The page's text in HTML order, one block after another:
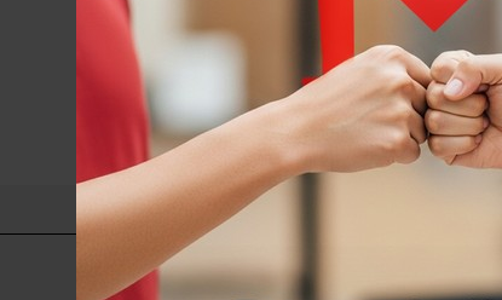
Dulce
@WikiRamos
Leer